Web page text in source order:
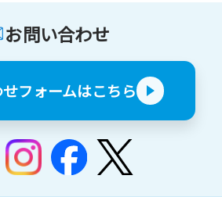
お問い合わせ
フォームはこちら